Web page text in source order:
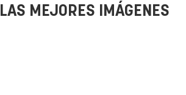
MEJORES IMÁGENES